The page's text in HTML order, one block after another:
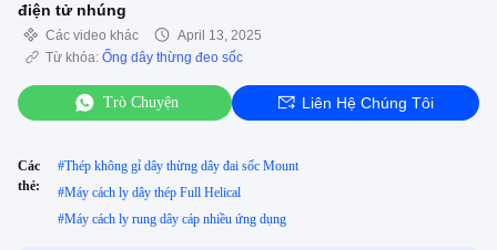
điện tử nhúng
Các video khác
April 13, 2025
Từ khóa: Ống dây thừng đeo sốc
Trò Chuyện Liên Hệ Chúng Tôi
Các
thẻ:
#Thép không gỉ dây thừng dây đai sốc Mount
#Máy cách ly dây thép Full Helical
#Máy cách ly rung dây cáp nhiều ứng dụng